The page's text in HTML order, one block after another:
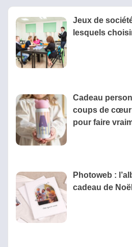
Jeux de
lesquels
Cadeau
coups de cœur
pour faire
Photoweb :
cadeau de